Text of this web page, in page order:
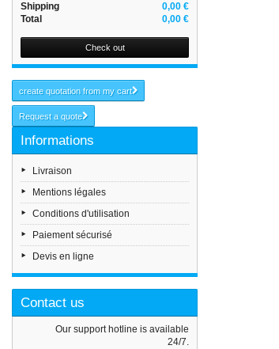
0,00 €
Shipping
0,00 €
Total
Check out
create quotation from my cart
Request a quote
Informations
Livraison
Mentions légales
Conditions d'utilisation
Paiement sécurisé
Devis en ligne
Contact us
Our support hotline is available
24/7.